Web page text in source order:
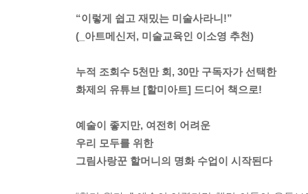
“이렇게 쉽고 재밌는 미술사라니!”
(_아트메신저, 미술교육인 이소영 추천)
누적 조회수 5천만 회, 30만 구독자가 선택한
화제의 유튜브 [할미아트] 드디어 책으로!
예술이 좋지만, 여전히 어려운
우리 모두를 위한
그림사랑꾼 할머니의 명화 수업이 시작된다